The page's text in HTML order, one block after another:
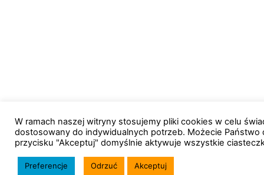
W ramach naszej witryny stosujemy pliki cookies w celu
dostosowany do indywidualnych potrzeb. Możecie
przycisku "Akceptuj" domyślnie aktywuje wszystkie
Preferencje Odrzuć Akceptuj